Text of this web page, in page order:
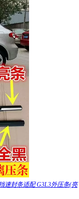
速封条适配 G3L3外压条(亮